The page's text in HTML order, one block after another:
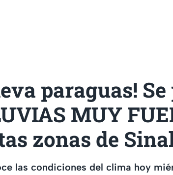
paraguas!
MUY
zonas de
las condiciones del clima hoy